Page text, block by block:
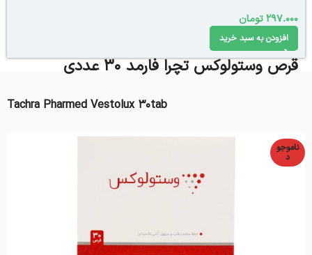
297.000تومان
افزودن به سبد خرید
قرص وستولوکس تچرا فارمد 30 عددی
Tachra Pharmed Vestolux 30tab
ناموجو
د